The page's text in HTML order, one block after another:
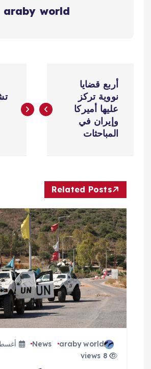
araby world
ص
م
ق
ت
أربع قضايا
نووية تركز
عليها أميركا
وإيران في
المباحثات
Related Posts
araby world
News
أغسطس
8 views